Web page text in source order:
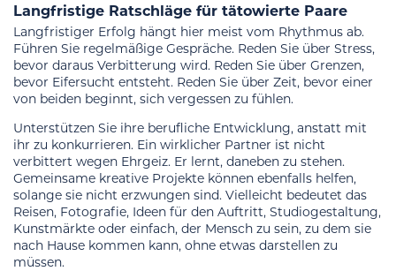
Langfristige Ratschläge für tätowierte Paare
Langfristiger Erfolg hängt hier meist vom Rhythmus ab.
Führen Sie regelmäßige Gespräche. Reden Sie über Stress,
bevor daraus Verbitterung wird. Reden Sie über Grenzen,
bevor Eifersucht entsteht. Reden Sie über Zeit, bevor einer
von beiden beginnt, sich vergessen zu fühlen.
Unterstützen Sie ihre berufliche Entwicklung, anstatt mit
ihr zu konkurrieren. Ein wirklicher Partner ist nicht
verbittert wegen Ehrgeiz. Er lernt, daneben zu stehen.
Gemeinsame kreative Projekte können ebenfalls helfen,
solange sie nicht erzwungen sind. Vielleicht bedeutet das
Reisen, Fotografie, Ideen für den Auftritt, Studiogestaltung,
Kunstmärkte oder einfach, der Mensch zu sein, zu dem sie
nach Hause kommen kann, ohne etwas darstellen zu
müssen.